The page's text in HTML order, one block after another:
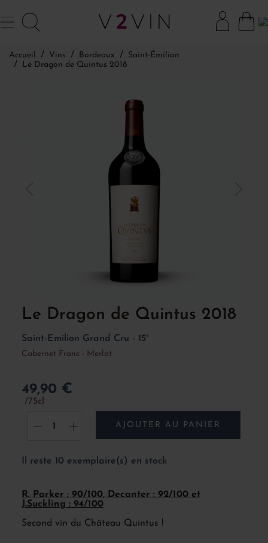
Accueil Vins Bordeaux
Saint-Émilion
Le Dragon de Quintus 2018
Le Dragon de Quintus 2018
Saint-Emilion Grand Cru - 15°
Cabernet Franc - Merlot
49,90 €
75cl
- + AJOUTER AU PANIER
Il reste 10 exemplaire(s) en stock
R. Parker : 90/100, Decanter : 92/100 et
J.Suckling : 94/100
Second vin du Château Quintus !